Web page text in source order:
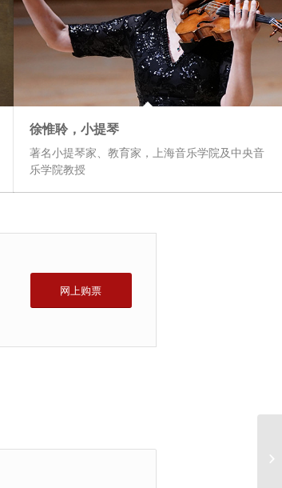
徐惟聆，小提琴
著名小提琴家、教育家，上海音乐学院及中央音
乐学院教授
网上购票